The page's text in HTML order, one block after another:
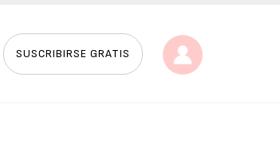
SUSCRIBIRSE GRATIS